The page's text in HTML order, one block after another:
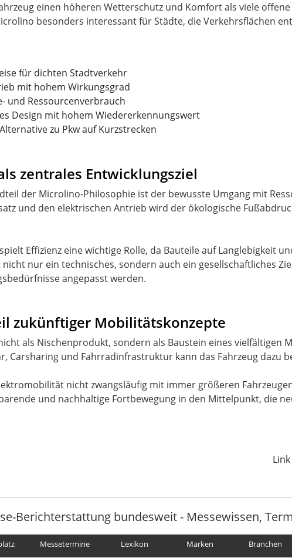
einen höheren Wetterschutz und Komfort als viele
besonders interessant für Städte, die Verkehrsflächen
für dichten Stadtverkehr
mit hohem Wirkungsgrad
und Ressourcenverbrauch
Design mit hohem Wiedererkennungswert
zu Pkw auf Kurzstrecken
zentrales Entwicklungsziel
der Microlino-Philosophie ist der bewusste Umgang mit
und den elektrischen Antrieb wird der ökologische
Effizienz eine wichtige Rolle, da Bauteile auf Langlebigkeit
nur ein technisches, sondern auch ein gesellschaftliches
angepasst werden.
zukünftiger Mobilitätskonzepte
als Nischenprodukt, sondern als Baustein eines vielfältigen
Carsharing und Fahrradinfrastruktur kann das Fahrzeug dazu
nicht zwangsläufig mit immer größeren
und nachhaltige Fortbewegung in den Mittelpunkt, die
Berichterstattung bundesweit - Messewissen,
Messetermine Lexikon Marken Branchen